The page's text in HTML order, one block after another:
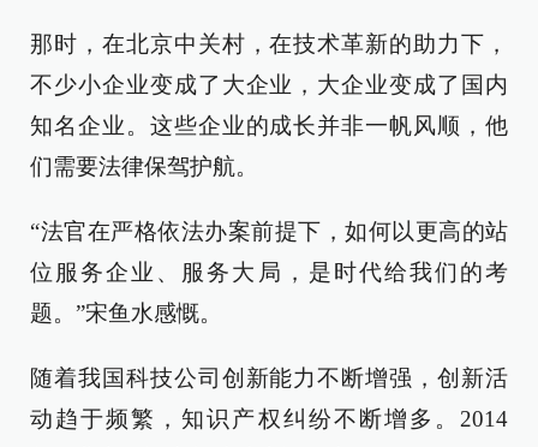
那时，在北京中关村，在技术革新的助力下，
不少小企业变成了大企业，大企业变成了国内
知名企业。这些企业的成长并非一帆风顺，他
们需要法律保驾护航。
“法官在严格依法办案前提下，如何以更高的站
位服务企业、服务大局，是时代给我们的考
题。”宋鱼水感慨。
随着我国科技公司创新能力不断增强，创新活
动趋于频繁，知识产权纠纷不断增多。2014